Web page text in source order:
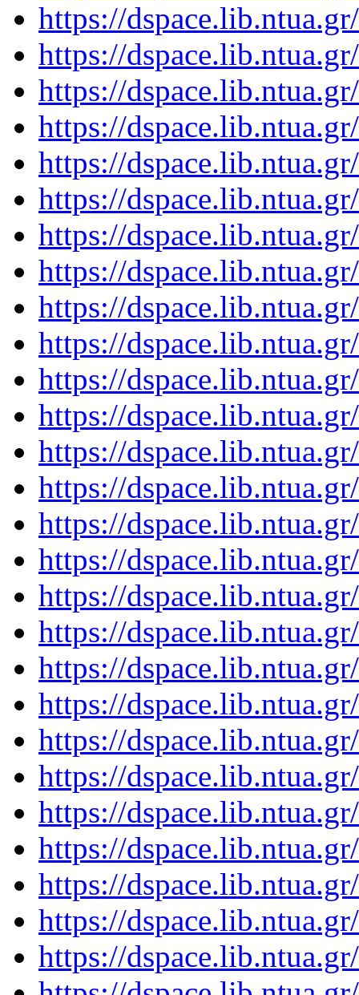
https://
https://
https://
https://
https://
https://
https://
https://
https://
https://
https://
https://
https://
https://
https://
https://
https://
https://
https://
https://
https://
https://
https://
https://
https://
https://
https://